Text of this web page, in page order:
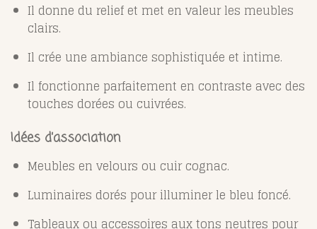
Il donne du relief et met en valeur les meubles
clairs.
Il crée une ambiance sophistiquée et intime.
Il fonctionne parfaitement en contraste avec des
touches dorées ou cuivrées.
Idées d’association
Meubles en velours ou cuir cognac.
Luminaires dorés pour illuminer le bleu foncé.
Tableaux ou accessoires aux tons neutres pour